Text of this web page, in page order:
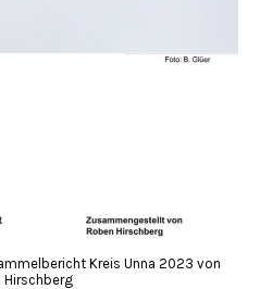
Kreis Unna 2023 von
Hirschberg